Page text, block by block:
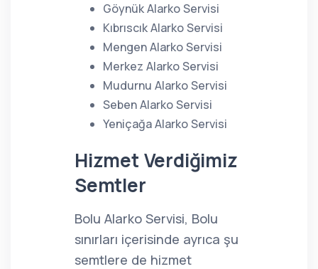
Göynük Alarko Servisi
Kıbrıscık Alarko Servisi
Mengen Alarko Servisi
Merkez Alarko Servisi
Mudurnu Alarko Servisi
Seben Alarko Servisi
Yeniçağa Alarko Servisi
Hizmet Verdiğimiz
Semtler
Bolu Alarko Servisi, Bolu
sınırları içerisinde ayrıca şu
semtlere de hizmet